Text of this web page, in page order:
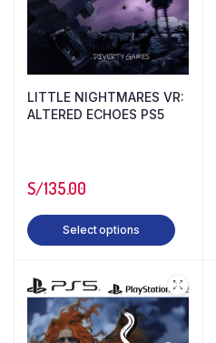
LITTLE NIGHTMARES VR:
ALTERED ECHOES PS5
S/135.00
Select options